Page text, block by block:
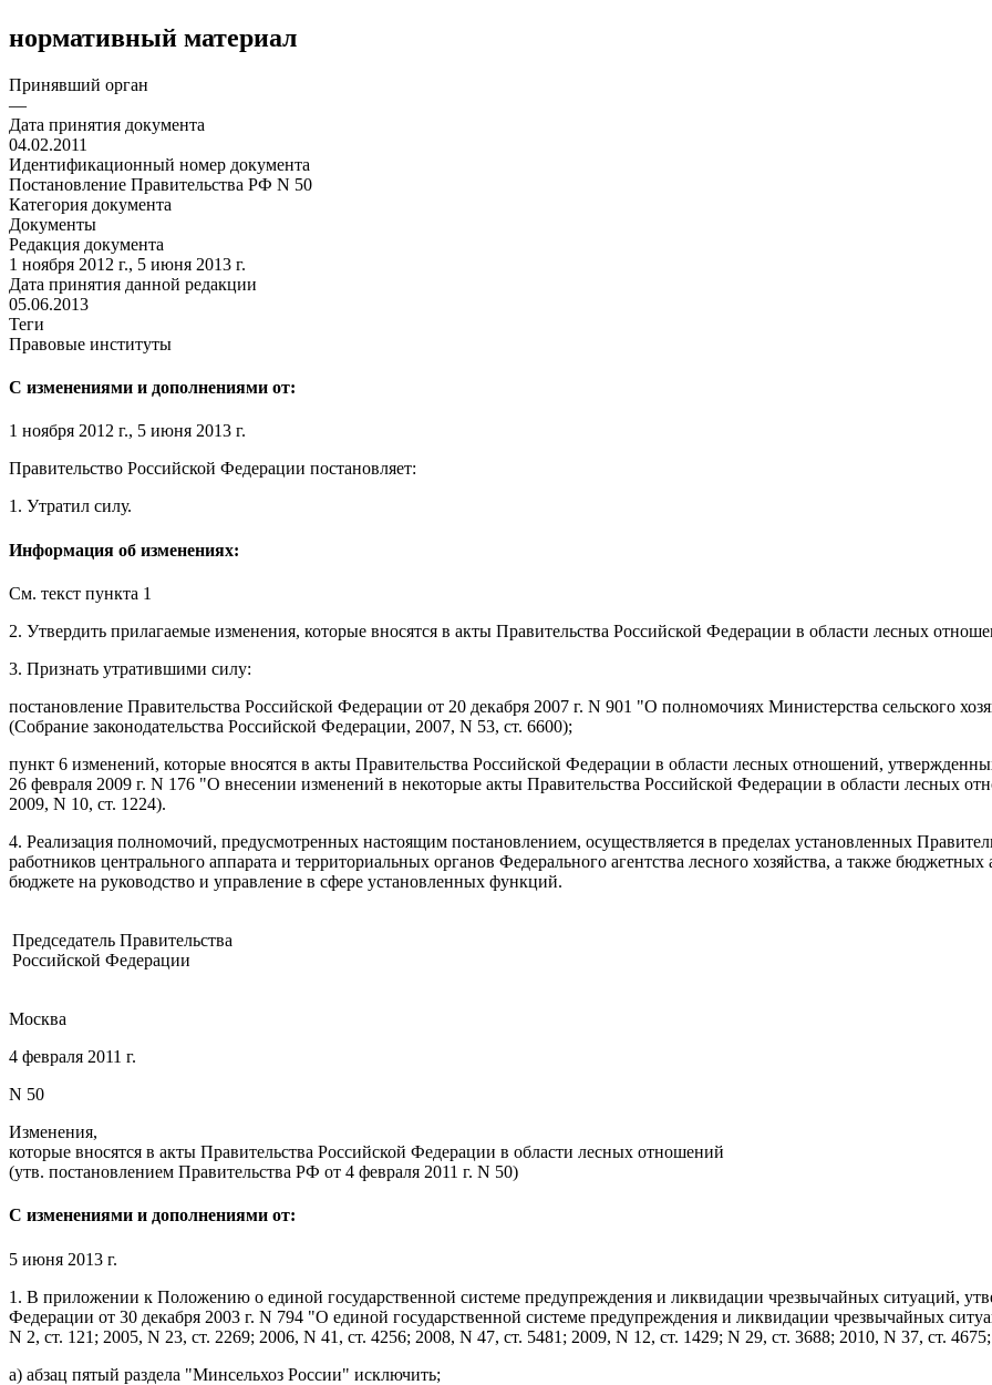
нормативный материал
Принявший орган
—
Дата принятия документа
04.02.2011
Идентификационный номер документа
Постановление Правительства РФ N 50
Категория документа
Документы
Редакция документа
1 ноября 2012 г., 5 июня 2013 г.
Дата принятия данной редакции
05.06.2013
Теги
Правовые институты
С изменениями и дополнениями от:
1 ноября 2012 г., 5 июня 2013 г.
Правительство Российской Федерации постановляет:
1. Утратил силу.
Информация об изменениях:
См. текст пункта 1
2. Утвердить прилагаемые изменения, которые вносятся в акты Правительства Российской Федерации в области лесных
3. Признать утратившими силу:
постановление Правительства Российской Федерации от 20 декабря 2007 г. N 901 "О полномочиях Министерства сельского
(Собрание законодательства Российской Федерации, 2007, N 53, ст. 6600);
пункт 6 изменений, которые вносятся в акты Правительства Российской Федерации в области лесных отношений,
26 февраля 2009 г. N 176 "О внесении изменений в некоторые акты Правительства Российской Федерации в области лесных
2009, N 10, ст. 1224).
4. Реализация полномочий, предусмотренных настоящим постановлением, осуществляется в пределах установленных
работников центрального аппарата и территориальных органов Федерального агентства лесного хозяйства, а также
бюджете на руководство и управление в сфере установленных функций.
Председатель Правительства
Российской Федерации
Москва
4 февраля 2011 г.
N 50
Изменения,
которые вносятся в акты Правительства Российской Федерации в области лесных отношений
(утв. постановлением Правительства РФ от 4 февраля 2011 г. N 50)
С изменениями и дополнениями от:
5 июня 2013 г.
1. В приложении к Положению о единой государственной системе предупреждения и ликвидации чрезвычайных ситуаций,
Федерации от 30 декабря 2003 г. N 794 "О единой государственной системе предупреждения и ликвидации чрезвычайных
N 2, ст. 121; 2005, N 23, ст. 2269; 2006, N 41, ст. 4256; 2008, N 47, ст. 5481; 2009, N 12, ст. 1429; N 29, ст. 3688; 2010, N 37, ст.
а) абзац пятый раздела "Минсельхоз России" исключить;